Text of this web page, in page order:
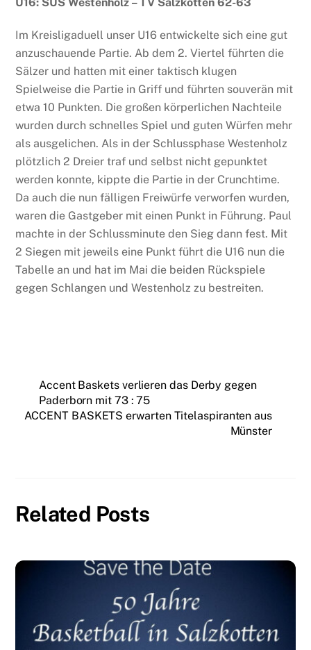
U16: SUS Westenholz – TV Salzkotten 62-63
Im Kreisligaduell unser U16 entwickelte sich eine gut
anzuschauende Partie. Ab dem 2. Viertel führten die
Sälzer und hatten mit einer taktisch klugen
Spielweise die Partie in Griff und führten souverän mit
etwa 10 Punkten. Die großen körperlichen Nachteile
wurden durch schnelles Spiel und guten Würfen mehr
als ausgelichen. Als in der Schlussphase Westenholz
plötzlich 2 Dreier traf und selbst nicht gepunktet
werden konnte, kippte die Partie in der Crunchtime.
Da auch die nun fälligen Freiwürfe verworfen wurden,
waren die Gastgeber mit einen Punkt in Führung. Paul
machte in der Schlussminute den Sieg dann fest. Mit
2 Siegen mit jeweils eine Punkt führt die U16 nun die
Tabelle an und hat im Mai die beiden Rückspiele
gegen Schlangen und Westenholz zu bestreiten.
Accent Baskets verlieren das Derby gegen
Paderborn mit 73 : 75
ACCENT BASKETS erwarten Titelaspiranten aus
Münster
Related Posts